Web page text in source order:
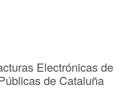
Electrónicas de
de Cataluña